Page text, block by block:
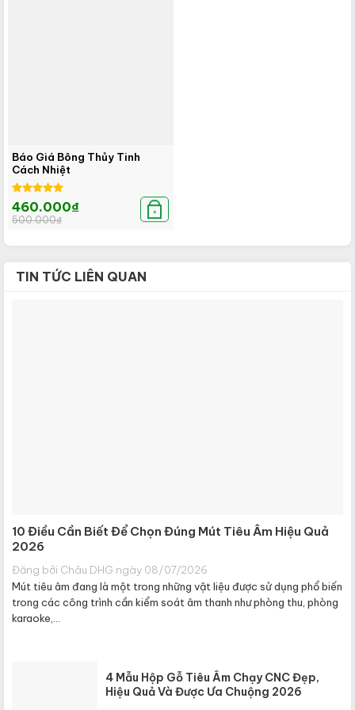
Báo Giá Bông Thủy Tinh
Cách Nhiệt
Được xếp
hạng5.00
5 sao
500.000₫
Giá
gốc
là:
460.000₫
Giá
hiện
tại
+
TIN TỨC LIÊN QUAN
10 Điều Cần Biết Để Chọn Đúng Mút Tiêu Âm Hiệu Quả
2026
Đăng bởi Châu DHG ngày 08/07/2026
Mút tiêu âm đang là một trong những vật liệu được sử dụng phổ biến
trong các công trình cần kiểm soát âm thanh như phòng thu, phòng
karaoke,...
4 Mẫu Hộp Gỗ Tiêu Âm Chạy CNC Đẹp,
Hiệu Quả Và Được Ưa Chuộng 2026